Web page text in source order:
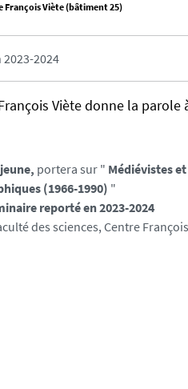
François Viète (bâtiment 25)
2024
Viète donne la parole
portera sur " Médiévistes
(1966-1990) "
reporté en 2023-2024
des sciences, Centre